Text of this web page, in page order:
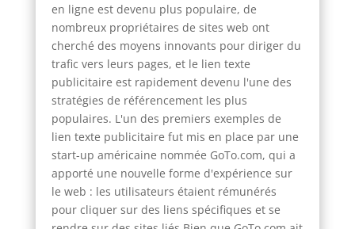
en ligne est devenu plus populaire, de
nombreux propriétaires de sites web ont
cherché des moyens innovants pour diriger du
trafic vers leurs pages, et le lien texte
publicitaire est rapidement devenu l'une des
stratégies de référencement les plus
populaires. L'un des premiers exemples de
lien texte publicitaire fut mis en place par une
start-up américaine nommée GoTo.com, qui a
apporté une nouvelle forme d'expérience sur
le web : les utilisateurs étaient rémunérés
pour cliquer sur des liens spécifiques et se